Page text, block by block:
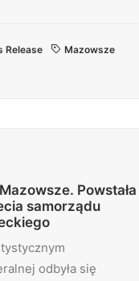
Release Mazowsze
Powstała
samorządu
odbyła się